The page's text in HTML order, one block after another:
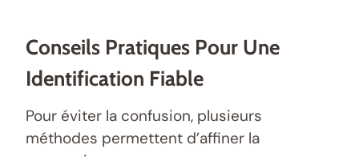
Conseils Pratiques Pour Une
Identification Fiable
Pour éviter la confusion, plusieurs
méthodes permettent d’affiner la